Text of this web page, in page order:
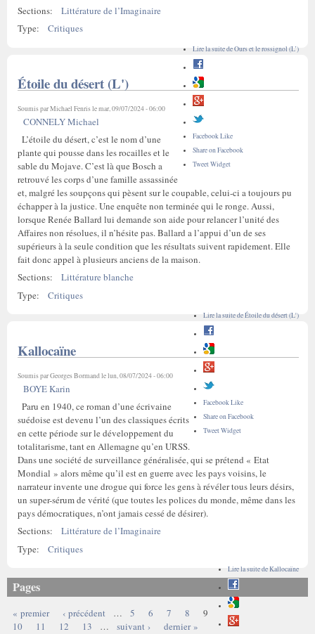
Sections:
Littérature de l’Imaginaire
Type:
Critiques
Lire la suitede Ours et le rossignol (L’)
Facebook Like
Share on Facebook
Tweet Widget
Étoile du désert (L')
Soumis parMichael Fenrisle mar, 09/07/2024 - 06:00
CONNELY Michael
L’étoile du désert, c’est le nom d’une
plante qui pousse dans les rocailles et le
sable du Mojave. C’est là que Bosch a
retrouvé les corps d’une famille assassinée
et, malgré les soupçons qui pèsent sur le coupable, celui-ci a toujours pu
échapper à la justice. Une enquête non terminée qui le ronge. Aussi,
lorsque Renée Ballard lui demande son aide pour relancer l’unité des
Affaires non résolues, il n’hésite pas. Ballard a l’appui d’un de ses
supérieurs à la seule condition que les résultats suivent rapidement. Elle
fait donc appel à plusieurs anciens de la maison.
Sections:
Littérature blanche
Type:
Critiques
Lire la suitede Étoile du désert (L')
Facebook Like
Share on Facebook
Tweet Widget
Kallocaïne
Soumis parGeorges Bormandle lun, 08/07/2024 - 06:00
BOYE Karin
Paru en 1940, ce roman d’une écrivaine
suédoise est devenu l’un des classiques écrits
en cette période sur le développement du
totalitarisme, tant en Allemagne qu’en URSS.
Dans une société de surveillance généralisée, qui se prétend « Etat
Mondial » alors même qu’il est en guerre avec les pays voisins, le
narrateur invente une drogue qui force les gens à révéler tous leurs désirs,
un super-sérum de vérité (que toutes les polices du monde, même dans les
pays démocratiques, n’ont jamais cessé de désirer).
Sections:
Littérature de l’Imaginaire
Type:
Critiques
Lire la suitede Kallocaïne
Pages
« premier ‹ précédent … 5 6 7 8
9
10
11 12 13 … suivant › dernier »